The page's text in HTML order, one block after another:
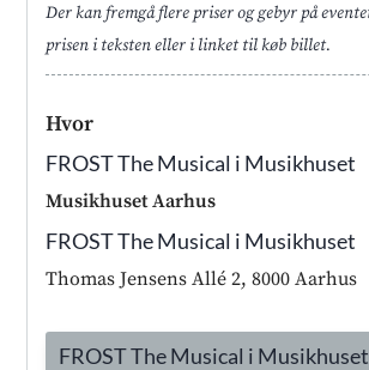
Der kan fremgå flere priser og gebyr på
prisen i teksten eller i linket til køb billet.
Hvor
FROST The Musical i Musikhuset
Musikhuset Aarhus
FROST The Musical i Musikhuset
Thomas Jensens Allé 2, 8000 Aarhus
FROST The Musical i Musikhuset